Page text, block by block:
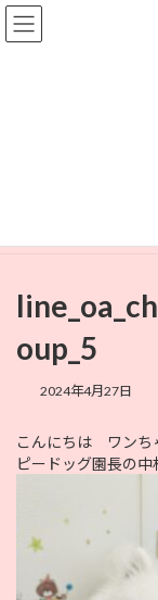
コ
ン
ナ
ビ
oup_5
2024年4月27日
こんにちは ワンち
ピードッグ園長の中